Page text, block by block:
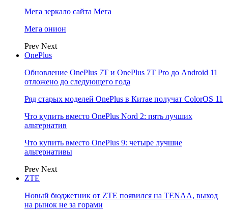
Мега зеркало сайта Мега
Мега онион
Prev Next
OnePlus
Обновление OnePlus 7T и OnePlus 7T Pro до Android 11
отложено до следующего года
Ряд старых моделей OnePlus в Китае получат ColorOS 11
Что купить вместо OnePlus Nord 2: пять лучших
альтернатив
Что купить вместо OnePlus 9: четыре лучшие
альтернативы
Prev Next
ZTE
Новый бюджетник от ZTE появился на TENAA, выход
на рынок не за горами